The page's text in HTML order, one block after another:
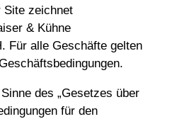
Site zeichnet
& Kühne
Für alle Geschäfte gelten
des „Gesetzes über
für den